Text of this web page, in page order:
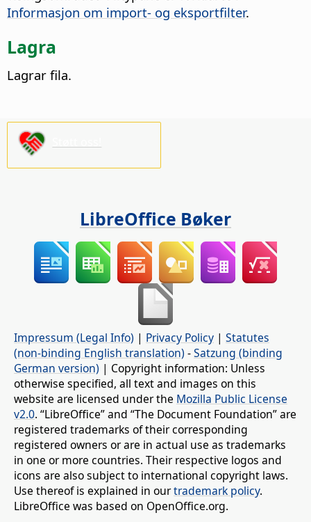
Informasjon om import- og eksportfilter.
Lagra
Lagrar fila.
LibreOffice Bøker
Impressum (Legal Info) | Privacy Policy | Statutes
(non-binding English translation) -Satzung (binding
German version) | Copyright information: Unless
otherwise specified, all text and images on this
website are licensed under the Mozilla Public License
v2.0. “LibreOffice” and “The Document Foundation” are
registered trademarks of their corresponding
registered owners or are in actual use as trademarks
in one or more countries. Their respective logos and
icons are also subject to international copyright laws.
Use thereof is explained in ourtrademark policy.
LibreOffice was based on OpenOffice.org.